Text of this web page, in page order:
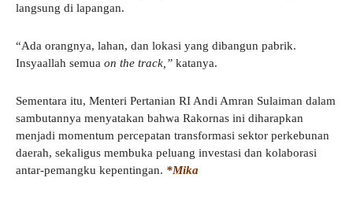
langsung di lapangan.
“Ada orangnya, lahan, dan lokasi yang dibangun pabrik.
Insyaallah semua on the track,” katanya.
Sementara itu, Menteri Pertanian RI Andi Amran Sulaiman dalam
sambutannya menyatakan bahwa Rakornas ini diharapkan
menjadi momentum percepatan transformasi sektor perkebunan
daerah, sekaligus membuka peluang investasi dan kolaborasi
antar-pemangku kepentingan. *Mika